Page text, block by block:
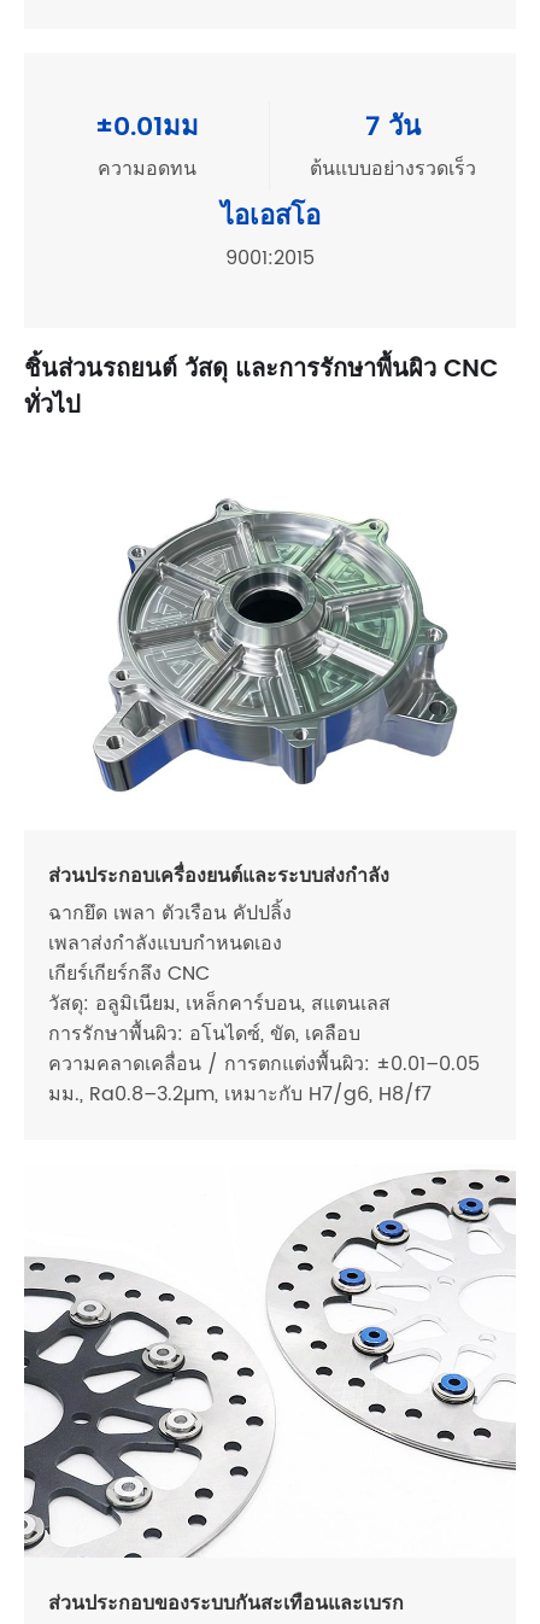
±0.01มม
ความอดทน
7 วัน
ต้นแบบอย่างรวดเร็ว
ไอเอสโอ
9001:2015
ชิ้นส่วนรถยนต์ วัสดุ และการรักษาพื้นผิว CNC
ทั่วไป
ส่วนประกอบเครื่องยนต์และระบบส่งกำลัง
ฉากยึด เพลา ตัวเรือน คัปปลิ้ง
เพลาส่งกำลังแบบกำหนดเอง
เกียร์เกียร์กลึง CNC
วัสดุ: อลูมิเนียม, เหล็กคาร์บอน, สแตนเลส
การรักษาพื้นผิว: อโนไดซ์, ขัด, เคลือบ
ความคลาดเคลื่อน / การตกแต่งพื้นผิว: ±0.01–0.05
มม., Ra0.8–3.2µm, เหมาะกับ H7/g6, H8/f7
ส่วนประกอบของระบบกันสะเทือนและเบรก